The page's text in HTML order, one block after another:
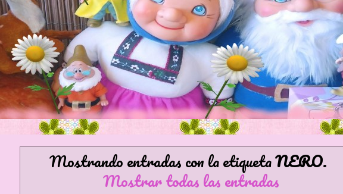
Mostrando entradas con la etiquetaNERO.
Mostrar todas las entradas